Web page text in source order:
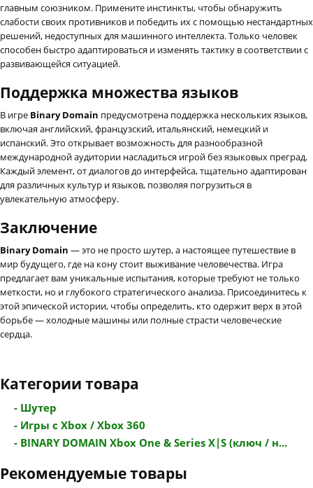
главным союзником. Примените инстинкты, чтобы обнаружить
слабости своих противников и победить их с помощью нестандартных
решений, недоступных для машинного интеллекта. Только человек
способен быстро адаптироваться и изменять тактику в соответствии с
развивающейся ситуацией.
Поддержка множества языков
В игре Binary Domain предусмотрена поддержка нескольких языков,
включая английский, французский, итальянский, немецкий и
испанский. Это открывает возможность для разнообразной
международной аудитории насладиться игрой без языковых преград.
Каждый элемент, от диалогов до интерфейса, тщательно адаптирован
для различных культур и языков, позволяя погрузиться в
увлекательную атмосферу.
Заключение
Binary Domain — это не просто шутер, а настоящее путешествие в
мир будущего, где на кону стоит выживание человечества. Игра
предлагает вам уникальные испытания, которые требуют не только
меткости, но и глубокого стратегического анализа. Присоединитесь к
этой эпической истории, чтобы определить, кто одержит верх в этой
борьбе — холодные машины или полные страсти человеческие
сердца.
Категории товара
- Шутер
- Игры с Xbox / Xbox 360
- BINARY DOMAIN Xbox One & Series X|S (ключ / н...
Рекомендуемые товары